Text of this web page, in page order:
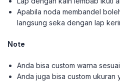
Apabila noda membandel
langsung seka dengan lap
Note
Anda bisa custom warna
Anda juga bisa custom ukuran